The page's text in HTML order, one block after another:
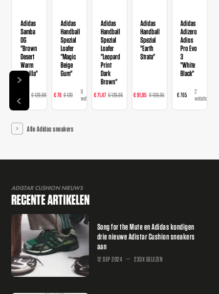
Adidas
Samba
OG
"Brown
Desert
Warm
Vanilla"
€ 129,99
14
webshops
Adidas
Handball
Spezial
Loafer
"Magic
Beige
Gum"
€ 78 € 120
9
webshops
Adidas
Handball
Spezial
Loafer
"Leopard
Print
Dark
Brown"
€ 71,47 € 129,95
webshops
Adidas
Handball
Spezial
"Earth
Strata"
€ 91,95 € 109,95
webshops
Adidas
Adizero
Adios
Pro Evo
3
"White
Black"
€ 765
2
webshops
Alle Adidas sneakers
ADISTAR CUSHION NIEUWS
RECENTE ARTIKELEN
Song for the Mute en Adidas kondigen
drie nieuwe Adistar Cushion sneakers
aan
12 SEP 2024 233X GELEZEN